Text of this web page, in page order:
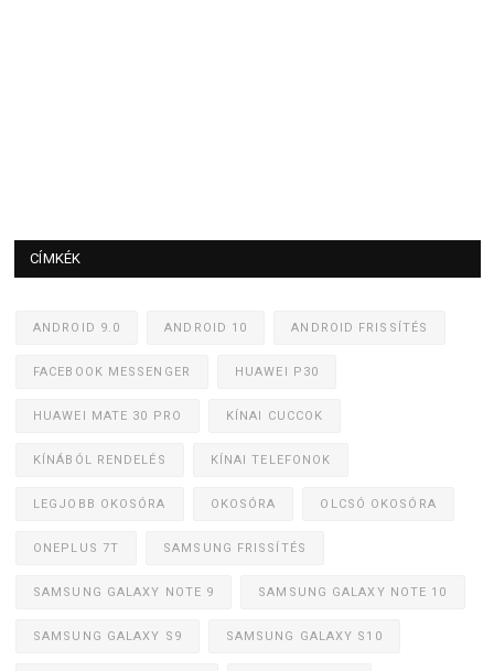
CÍMKÉK
ANDROID 9.0 ANDROID 10 ANDROID FRISSÍTÉS
FACEBOOK MESSENGER HUAWEI P30
HUAWEI MATE 30 PRO KÍNAI CUCCOK
KÍNÁBÓL RENDELÉS KÍNAI TELEFONOK
LEGJOBB OKOSÓRA OKOSÓRA OLCSÓ OKOSÓRA
ONEPLUS 7T SAMSUNG FRISSÍTÉS
SAMSUNG GALAXY NOTE 9 SAMSUNG GALAXY NOTE 10
SAMSUNG GALAXY S9 SAMSUNG GALAXY S10